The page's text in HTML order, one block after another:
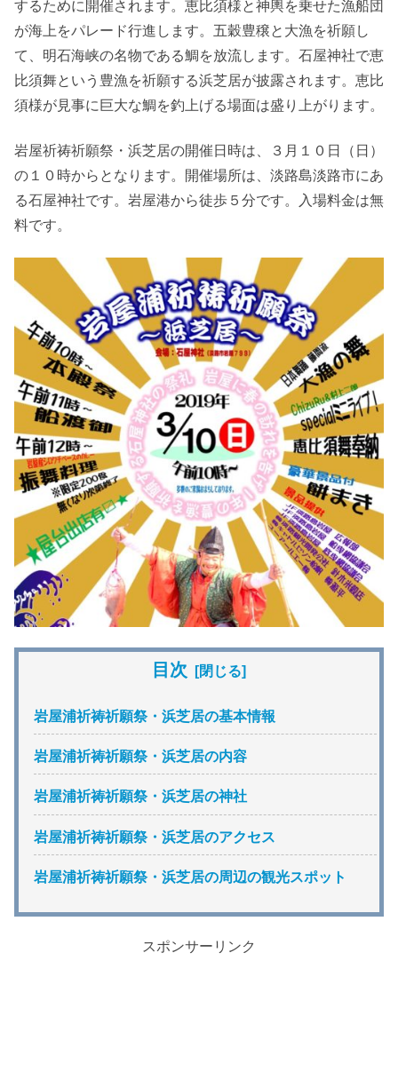
するために開催されます。恵比須様と神輿を乗せた漁船団
が海上をパレード行進します。五穀豊穣と大漁を祈願し
て、明石海峡の名物である鯛を放流します。石屋神社で恵
比須舞という豊漁を祈願する浜芝居が披露されます。恵比
須様が見事に巨大な鯛を釣上げる場面は盛り上がります。
岩屋祈祷祈願祭・浜芝居の開催日時は、３月１０日（日）
の１０時からとなります。開催場所は、淡路島淡路市にあ
る石屋神社です。岩屋港から徒歩５分です。入場料金は無
料です。
目次
岩屋浦祈祷祈願祭・浜芝居の基本情報
岩屋浦祈祷祈願祭・浜芝居の内容
岩屋浦祈祷祈願祭・浜芝居の神社
岩屋浦祈祷祈願祭・浜芝居のアクセス
岩屋浦祈祷祈願祭・浜芝居の周辺の観光スポット
スポンサーリンク